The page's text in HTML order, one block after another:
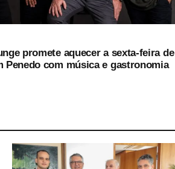
promete aquecer a sexta-feira de
Penedo com música e gastronomia